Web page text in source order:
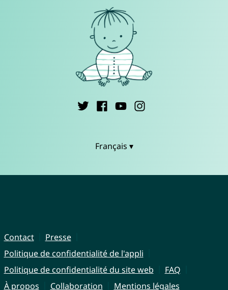
Français ▾
Contact
Presse
Politique de confidentialité de l'appli
Politique de confidentialité du site web
FAQ
À propos
Collaboration Mentions légales